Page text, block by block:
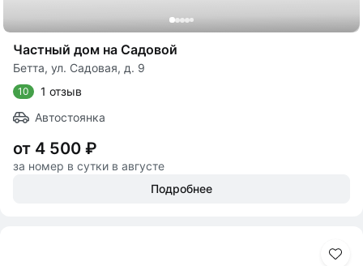
Частный дом на Садовой
Бетта, ул. Садовая, д. 9
10
1 отзыв
Автостоянка
от 4 500 ₽
за номер в сутки в августе
Подробнее